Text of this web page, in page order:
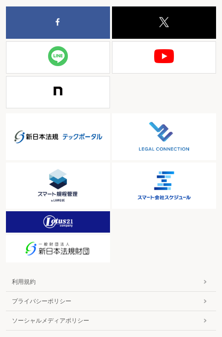
利用規約
プライバシーポリシー
ソーシャルメディアポリシー